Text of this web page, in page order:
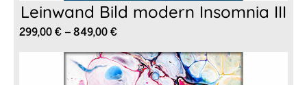
Leinwand Bild modern Insomnia III
299,00€–849,00€
bis
849,00 €